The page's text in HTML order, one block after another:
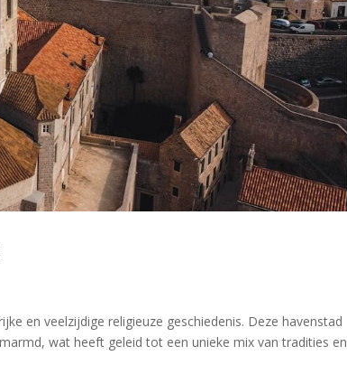
en veelzijdige religieuze geschiedenis. Deze havenstad
wat heeft geleid tot een unieke mix van tradities en